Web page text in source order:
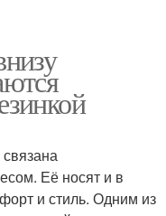
Её носят и в
и стиль. Одним из